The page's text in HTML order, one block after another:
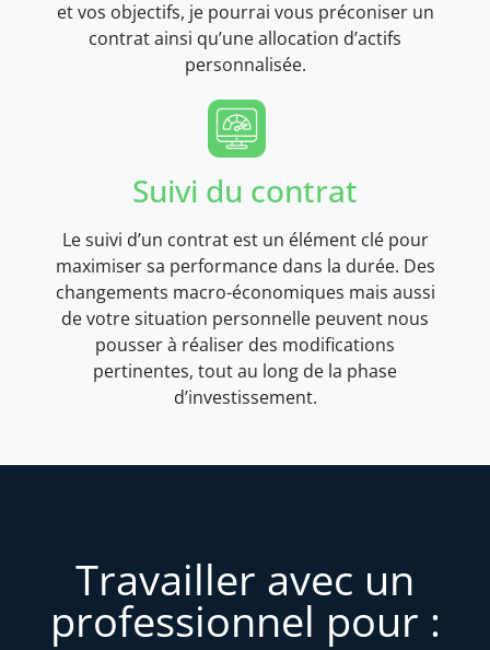
et vos objectifs, je pourrai vous préconiser un
contrat ainsi qu’une allocation d’actifs
personnalisée.
Suivi du contrat
Le suivi d’un contrat est un élément clé pour
maximiser sa performance dans la durée. Des
changements macro-économiques mais aussi
de votre situation personnelle peuvent nous
pousser à réaliser des modifications
pertinentes, tout au long de la phase
d’investissement.
Travailler avec un
professionnel pour :